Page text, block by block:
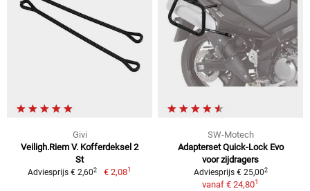
Givi
Veiligh.Riem V. Kofferdeksel 2
St
Adviesprijs € 2,602 € 2,081
SW-Motech
Adapterset Quick-Lock Evo
voor zijdragers
Adviesprijs € 25,002
vanaf € 24,801